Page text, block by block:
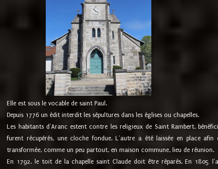
Elle est sous le vocable de saint Paul.
Depuis 1776 un édit interdit les sépultures dans les églises ou chapelles.
Les habitants d'Aranc estent contre les religieux de Saint Rambert,
furent récupérés, une cloche fondue. L'autre a été laissée en place
transformée, comme un peu partout, en maison commune, lieu de réunion.
En 1792, le toit de la chapelle saint Claude doit être réparés. En 1805